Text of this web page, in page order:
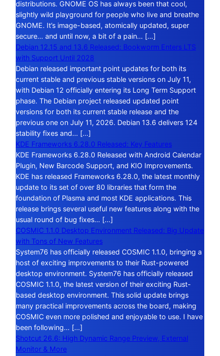
distributions. GNOME OS has always been that cool,
slightly wild playground for people who live and breathe
GNOME. It’s image-based, atomically updated, super
secure… and until now, a bit of a pain… […]
Debian 12.15 and 13.6 Released: Bookworm Enters LTS
with Support Until 2028
Debian released important point updates for both its
current stable and previous stable versions on July 11,
with Debian 12 officially entering its Long Term Support
phase. The Debian project released updated point
versions for both its current stable release and the
previous one on July 11, 2026. Debian 13.6 delivers 124
stability fixes and… […]
KDE Frameworks 6.28.0 Released: Key Features
KDE Frameworks 6.28.0 Released with Android Calendar
Plugin, New Barcode Support, and KIO Improvements.
KDE has released Frameworks 6.28.0, the latest monthly
update to its set of over 80 libraries that form the
foundation of Plasma and most KDE applications. This
release brings several useful new features along with the
usual round of bug fixes… […]
COSMIC 1.1.0 Desktop Environment Released: Big Update
with Tons of New Features
System76 has officially released COSMIC 1.1.0, bringing a
host of exciting improvements to their Rust-powered
desktop environment. System76 has officially released
COSMIC 1.1.0, the latest version of their exciting Rust-
based desktop environment. This solid update brings
many practical improvements across the board, making
COSMIC even more polished and enjoyable to use. I have
been following… […]
Shotcut 26.6: High Dynamic Range Preview, External
Monitor & More